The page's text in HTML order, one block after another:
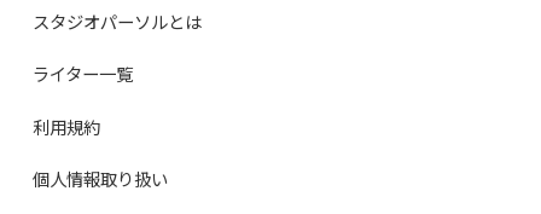
スタジオパーソルとは
ライター一覧
利用規約
個人情報取り扱い